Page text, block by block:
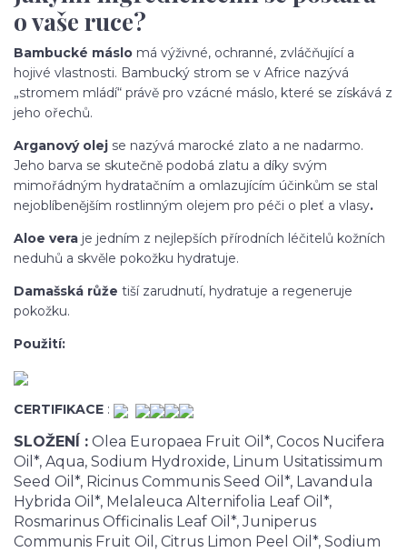
o vaše ruce?
Bambucké máslo má výživné, ochranné, zvláčňující a
hojivé vlastnosti. Bambucký strom se v Africe nazývá
„stromem mládí“ právě pro vzácné máslo, které se získává z
jeho ořechů.
Arganový olej se nazývá marocké zlato a ne nadarmo.
Jeho barva se skutečně podobá zlatu a díky svým
mimořádným hydratačním a omlazujícím účinkům se stal
nejoblíbenějším rostlinným olejem pro péči o pleť a vlasy.
Aloe vera je jedním z nejlepších přírodních léčitelů kožních
neduhů a skvěle pokožku hydratuje.
Damašská růže tiší zarudnutí, hydratuje a regeneruje
pokožku.
Použití:
CERTIFIKACE :
SLOŽENÍ : Olea Europaea Fruit Oil*, Cocos Nucifera
Oil*, Aqua, Sodium Hydroxide, Linum Usitatissimum
Seed Oil*, Ricinus Communis Seed Oil*, Lavandula
Hybrida Oil*, Melaleuca Alternifolia Leaf Oil*,
Rosmarinus Officinalis Leaf Oil*, Juniperus
Communis Fruit Oil, Citrus Limon Peel Oil*, Sodium